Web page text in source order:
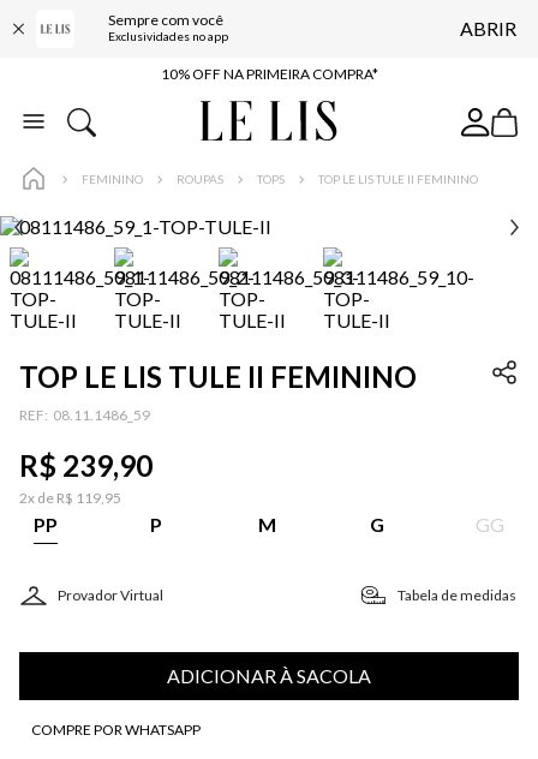
Sempre com você
Exclusividades no app ABRIR
BAIXE O APP
10% OFF NA PRIMEIRA COMPRA*
COMPRE ONLINE E RETIRE EM LOJA*
BAIXE O APP
10% OFF NA PRIMEIRA COMPRA*
FEMININO ROUPAS TOPS TOP LE LIS TULE II FEMININO
TOP LE LIS TULE II FEMININO
: 08.11.1486_59
R$ 239,90
2x de R$ 119,95
PP P M G GG
Provador Virtual Tabela de medidas
ADICIONAR À SACOLA
COMPRE POR WHATSAPP